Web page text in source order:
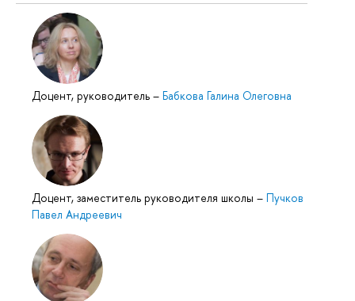
Доцент, руководитель – Бабкова Галина Олеговна
Доцент, заместитель руководителя школы – Пучков
Павел Андреевич